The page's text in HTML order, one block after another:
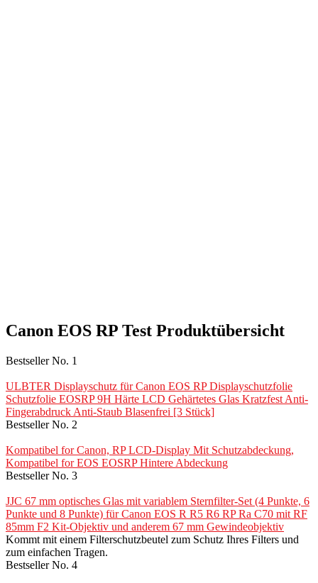
Canon EOS RP Test Produktübersicht
Bestseller No. 1
ULBTER Displayschutz für Canon EOS RP Displayschutzfolie
Schutzfolie EOSRP 9H Härte LCD Gehärtetes Glas Kratzfest Anti-
Fingerabdruck Anti-Staub Blasenfrei [3 Stück]
Bestseller No. 2
Kompatibel for Canon, RP LCD-Display Mit Schutzabdeckung,
Kompatibel for EOS EOSRP Hintere Abdeckung
Bestseller No. 3
JJC 67 mm optisches Glas mit variablem Sternfilter-Set (4 Punkte, 6
Punkte und 8 Punkte) für Canon EOS R R5 R6 RP Ra C70 mit RF
85mm F2 Kit-Objektiv und anderem 67 mm Gewindeobjektiv
Kommt mit einem Filterschutzbeutel zum Schutz Ihres Filters und
zum einfachen Tragen.
Bestseller No. 4